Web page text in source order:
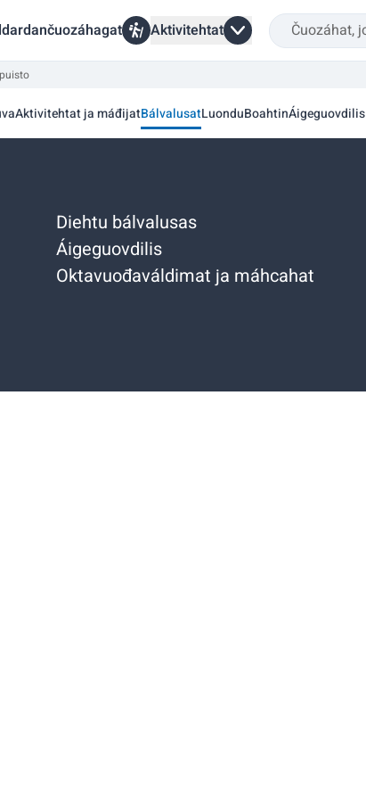
Aktivitehtat
Aktivitehtat ja máđijatBálvalusatLuonduBoahtinÁigeguovdilis
Diehtu bálvalusas
Áigeguovdilis
Oktavuođaváldimat ja máhcahat